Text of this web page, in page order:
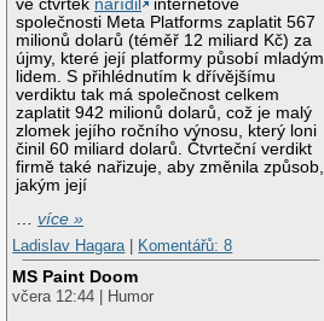
ve čtvrtek nařídil
internetové
společnosti Meta Platforms zaplatit 567
milionů dolarů (téměř 12 miliard Kč) za
újmy, které její platformy působí mladým
lidem. S přihlédnutím k dřívějšímu
verdiktu tak má společnost celkem
zaplatit 942 milionů dolarů, což je malý
zlomek jejího ročního výnosu, který loni
činil 60 miliard dolarů. Čtvrteční verdikt
firmě také nařizuje, aby změnila způsob,
jakým její
…více »
Ladislav Hagara
Komentářů: 8
MS Paint Doom
včera 12:44 | Humor